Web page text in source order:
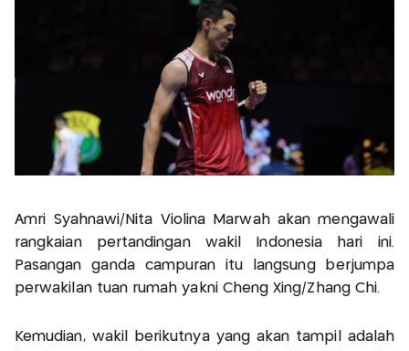
Amri Syahnawi/Nita Violina Marwah akan mengawali
rangkaian pertandingan wakil Indonesia hari ini.
Pasangan ganda campuran itu langsung berjumpa
perwakilan tuan rumah yakni Cheng Xing/Zhang Chi.
Kemudian, wakil berikutnya yang akan tampil adalah